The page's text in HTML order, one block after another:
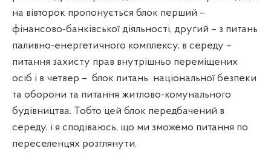
на вівторок пропонується блок перший –
фінансово-банківської діяльності, другий – з питань
паливно-енергетичного комплексу, в середу –
питання захисту прав внутрішньо переміщених
осіб і в четвер – блок питань національної безпеки
та оборони та питання житлово-комунального
будівництва. Тобто цей блок передбачений в
середу, і я сподіваюсь, що ми зможемо питання по
переселенцях розглянути.